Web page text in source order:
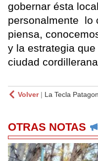
gobernar ésta
personalmente lo
piensa,
y la estrategia
ciudad
Volver| La Tecla
OTRAS NOTAS